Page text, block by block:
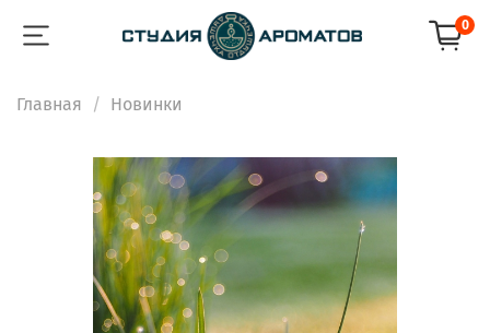
0
Главная Новинки